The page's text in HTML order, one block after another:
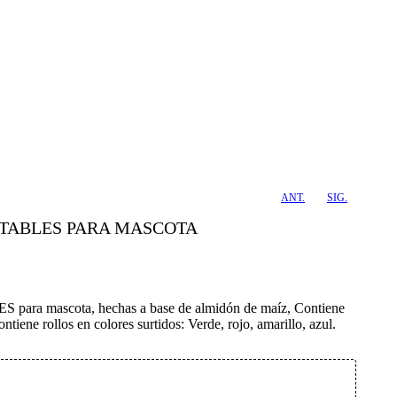
ANT. SIG.
PARA MASCOTA
para mascota, hechas a base de almidón de maíz, Contiene
rollos en colores surtidos: Verde, rojo, amarillo, azul.